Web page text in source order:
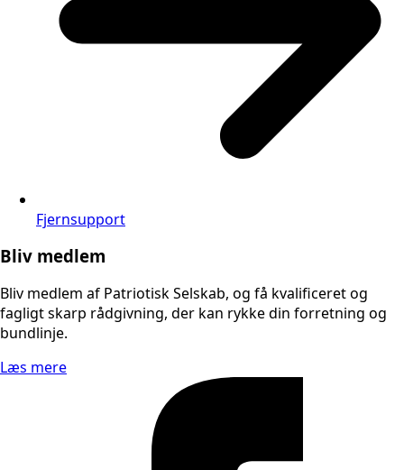
Fjernsupport
Bliv medlem
Bliv medlem af Patriotisk Selskab, og få kvalificeret og
fagligt skarp rådgivning, der kan rykke din forretning og
bundlinje.
Læs mere